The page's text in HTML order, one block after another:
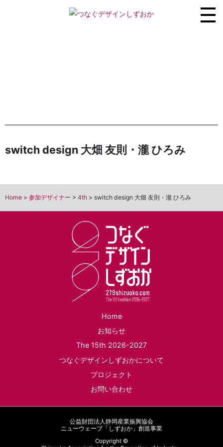
switch design 大畑 友則・瀧 ひろみ
Home > 参加デザイナー > 4th > switch design 大畑 友則・瀧 ひろみ
Home
お知らせ
The 15th 2026-2027
つなぐデザインしずおかについて
プロジェクト
お問い合わせ
公益財団法人静岡産業振興協会
ニューウェーブ「しずおか」創造事業
Copyright ©